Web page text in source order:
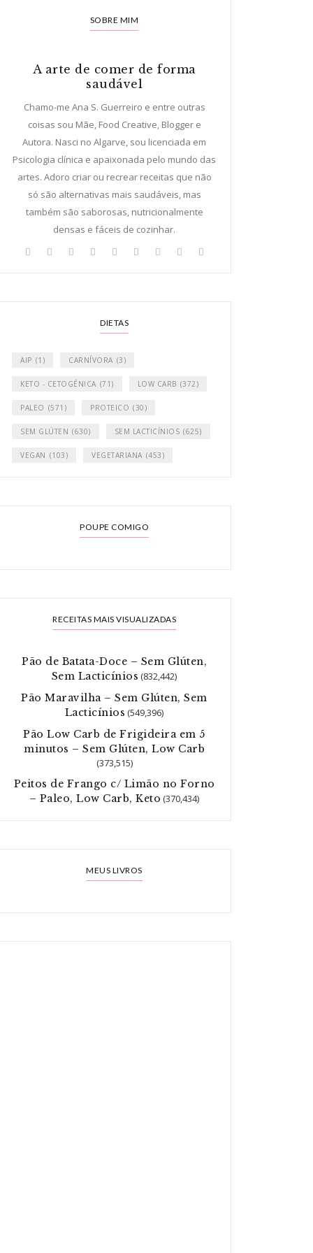
Sem Lacticínios
SOBRE MIM
A arte de comer de forma
saudável
Chamo-me Ana S. Guerreiro e entre outras
coisas sou Mãe, Food Creative, Blogger e
Autora. Nasci no Algarve, sou licenciada em
Psicologia clínica e apaixonada pelo mundo das
artes. Adoro criar ou recrear receitas que não
só são alternativas mais saudáveis, mas
também são saborosas, nutricionalmente
densas e fáceis de cozinhar.
DIETAS
AIP (1) CARNÍVORA (3)
KETO - CETOGÉNICA (71) LOW CARB (372)
PALEO (571) PROTEICO (30)
SEM GLÚTEN (630) SEM LACTICÍNIOS (625)
VEGAN (103) VEGETARIANA (453)
POUPE COMIGO
RECEITAS MAIS VISUALIZADAS
Pão de Batata-Doce – Sem Glúten,
Sem Lacticínios (832,442)
Pão Maravilha – Sem Glúten, Sem
Lacticínios (549,396)
Pão Low Carb de Frigideira em 5
minutos – Sem Glúten, Low Carb
(373,515)
Peitos de Frango c/ Limão no Forno
– Paleo, Low Carb, Keto (370,434)
MEUS LIVROS